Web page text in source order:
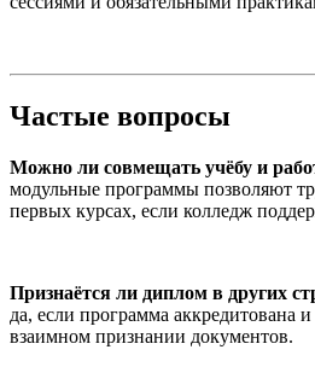
Частые вопросы
Можно ли совмещать учёбу и
модульные программы позволяют
первых курсах, если колледж
Признаётся ли диплом в других
да, если программа аккредитована
взаимном признании документов.